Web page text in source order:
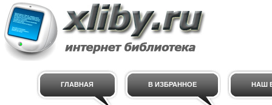
ГЛАВНАЯ В ИЗБРАННОЕ НАШ